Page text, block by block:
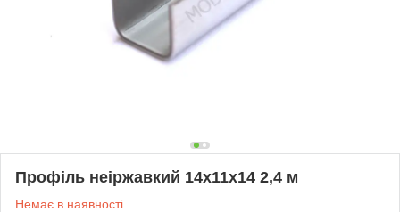
Профіль неіржавкий 14х11х14 2,4 м
Немає в наявності